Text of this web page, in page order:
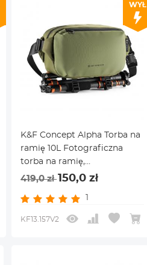
WYŁ
K&F Concept Alpha Torba na
ramię 10L Fotograficzna
torba na ramię,
kompatybilna z dronami
Camears / DJI Mavic, zielona
419,0 zł150,0 zł
KF13.157V2